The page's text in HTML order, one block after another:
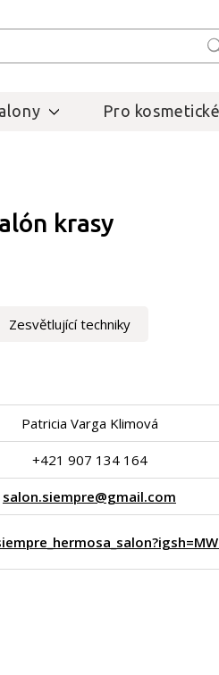
Pro
krasy
Zesvětlující techniky
Patricia Varga Klimová
+421 907 134 164
salon.siempre@gmail.com